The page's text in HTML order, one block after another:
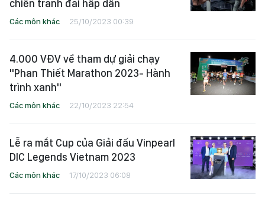
chiến tranh đai hấp dẫn
Các môn khác 25/10/2023 00:39
4.000 VĐV về tham dự giải chạy
"Phan Thiết Marathon 2023- Hành
trình xanh"
Các môn khác 22/10/2023 22:54
Lễ ra mắt Cup của Giải đấu Vinpearl
DIC Legends Vietnam 2023
Các môn khác 17/10/2023 06:08